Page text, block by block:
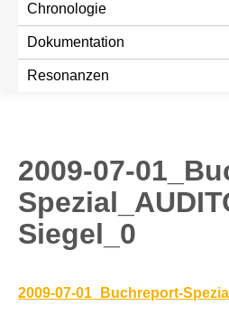
Chronologie
Dokumentation
Resonanzen
2009-07-
Siegel_0
2009-07-01_Buchreport-